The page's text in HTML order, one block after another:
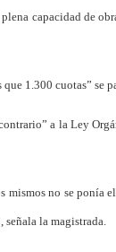
capacidad de
1.300 cuotas” se
a la Ley
mismos no se ponía
la magistrada.